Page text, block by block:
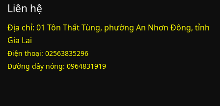
Liên hệ
Địa chỉ: 01 Tôn Thất Tùng, phường An Nhơn Đông, tỉnh
Gia Lai
Điện thoại: 02563835296
Đường dây nóng: 0964831919